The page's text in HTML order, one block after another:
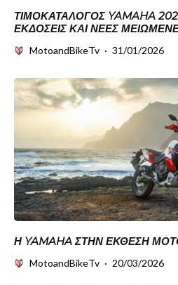
ΤΙΜΟΚΑΤΑΛΟΓΟΣ YAMAHA
ΕΚΔΟΣΕΙΣ ΚΑΙ ΝΕΕΣ
MotoandBikeTv · 31/01/2026
Η YAMAHA ΣΤΗΝ ΈΚΘΕΣΗ
MotoandBikeTv · 20/03/2026